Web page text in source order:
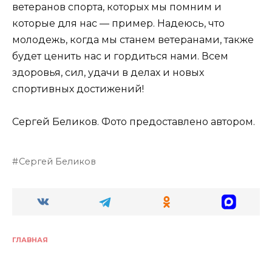
ветеранов спорта, которых мы помним и
которые для нас — пример. Надеюсь, что
молодежь, когда мы станем ветеранами, также
будет ценить нас и гордиться нами. Всем
здоровья, сил, удачи в делах и новых
спортивных достижений!
Сергей Беликов. Фото предоставлено автором.
Сергей Беликов
ГЛАВНАЯ